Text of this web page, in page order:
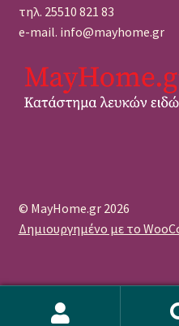
τηλ. 25510 821 83
e-mail. info@mayhome.gr
© MayHome.gr 2026
Δημιουργημένο με το